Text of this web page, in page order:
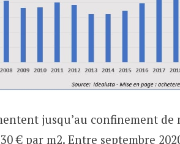
jusqu’au confinement de
€ par m2. Entre septembre